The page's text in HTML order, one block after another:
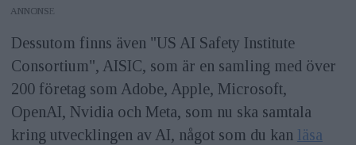
ANNONS
Dessutom finns även "US AI Safety Institute
Consortium", AISIC, som är en samling med över
200 företag som Adobe, Apple, Microsoft,
OpenAI, Nvidia och Meta, som nu ska samtala
kring utvecklingen av AI, något som du kan läsa